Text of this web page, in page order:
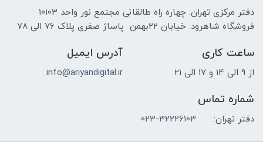
سازنده پردازنده گرافیکی
NVIDIA
دفتر مرکزی تهران: چهاره راه طالقانی مجتمع نور واحد 10103
فروشگاه شاهرود: خیابان 22بهمن پاساژ صفری پلاک 76 الی 78
ساعت کاری
از 9 الی 14 و 17 الی 21
آدرس ایمیل
info@ariyandigital.ir
شماره تماس
دفتر تهران: 023-32226103